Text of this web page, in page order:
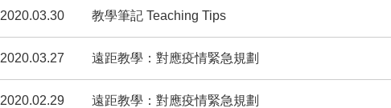
2020.03.30 教學筆記 Teaching Tips
2020.03.27 遠距教學：對應疫情緊急規劃
2020.02.29 遠距教學：對應疫情緊急規劃